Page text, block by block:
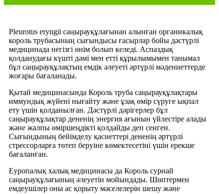
Pleurotus eryngii саңырауқұлағынан алынған органикалық
король трубасының сығындысы ғасырлар бойы дәстүрлі
медицинада негізгі өнім болып келеді. Аспаздық
қолданудағы күшті дәмі мен етті құрылымымен танымал
бұл саңырауқұлақтың емдік әлеуеті әртүрлі мәдениеттерде
жоғары бағаланады.
Қытай медицинасында Король труба саңырауқұлақтары
иммундық жүйені нығайту және ұзақ өмір сүруге ықпал
ету үшін қолданылған. Дәстүрлі дәрігерлер бұл
саңырауқұлақтар дененің энергия ағынын үйлестіре алады
және жалпы өміршеңдікті қолдайды деп сенген.
Сығындының бейімделу қасиеттері дененің әртүрлі
стрессорларға төтеп беруіне көмектесетіні үшін ерекше
бағаланған.
Еуропалық халық медицинасы да Король сурнай
саңырауқұлағының әлеуетін мойындады. Шөптермен
емдеушілер оны ас қорыту мәселелерін шешу және